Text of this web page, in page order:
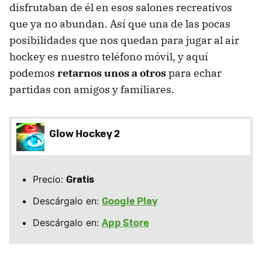
disfrutaban de él en esos salones recreativos
que ya no abundan. Así que una de las pocas
posibilidades que nos quedan para jugar al air
hockey es nuestro teléfono móvil, y aquí
podemos retarnos unos a otrospara echar
partidas con amigos y familiares.
Glow Hockey 2
Precio: Gratis
Descárgalo en: Google Play
Descárgalo en: App Store